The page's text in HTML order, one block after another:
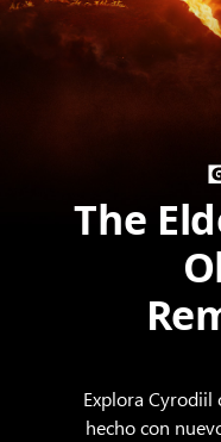
The
Explora Cyrodiil
hecho con